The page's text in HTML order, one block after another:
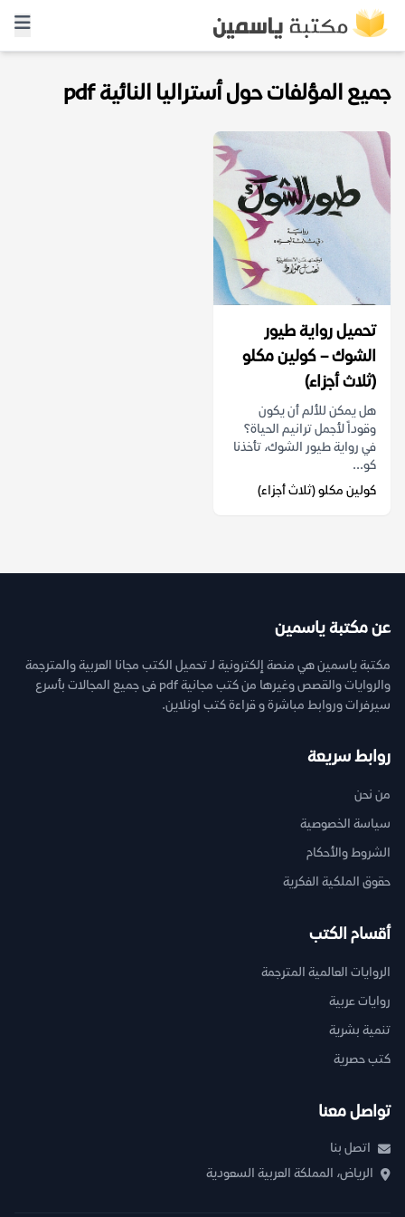
جميع المؤلفات حول أستراليا النائية pdf
تحميل رواية طيور
الشوك – كولين مكلو
(ثلاث أجزاء)
هل يمكن للألم أن يكون
وقوداً لأجمل ترانيم الحياة؟
في رواية طيور الشوك، تأخذنا
كو...
كولين مكلو (ثلاث أجزاء)
عن مكتبة ياسمين
مكتبة ياسمين هي منصة إلكترونية لـ تحميل الكتب مجانا العربية والمترجمة
والروايات والقصص وغيرها من كتب مجانية pdf فى جميع المجالات بأسرع
سيرفرات وروابط مباشرة و قراءة كتب اونلاين.
روابط سريعة
من نحن
سياسة الخصوصية
الشروط والأحكام
حقوق الملكية الفكرية
أقسام الكتب
الروايات العالمية المترجمة
روايات عربية
تنمية بشرية
كتب حصرية
تواصل معنا
اتصل بنا
الرياض، المملكة العربية السعودية